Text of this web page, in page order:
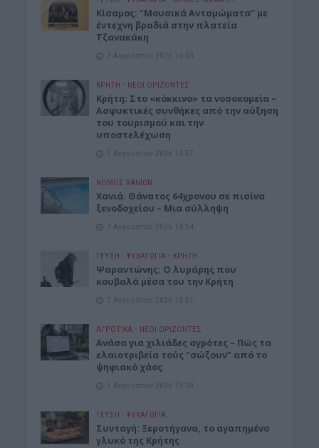
Κίσαμος: “Μουσικά Ανταμώματα” με
έντεχνη βραδιά στην πλατεία
Τζανακάκη
7 Αυγούστου 2026 16:03
ΚΡΗΤΗ • ΝΕΟΙ ΟΡΙΖΟΝΤΕΣ
Κρήτη: Στο «κόκκινο» τα νοσοκομεία –
Ασφυκτικές συνθήκες από την αύξηση
του τουρισμού και την
υποστελέχωση
7 Αυγούστου 2026 14:57
ΝΟΜΌΣ ΧΑΝΊΩΝ
Χανιά: Θάνατος 64χρονου σε πισίνα
ξενοδοχείου – Μια σύλληψη
7 Αυγούστου 2026 14:54
ΓΕΎΣΗ - ΨΥΧΑΓΩΓΊΑ • ΚΡΗΤΗ
Ψαραντώνης: Ο λυράρης που
κουβαλά μέσα του την Κρήτη
7 Αυγούστου 2026 13:51
ΑΓΡΟΤΙΚΑ • ΝΕΟΙ ΟΡΙΖΟΝΤΕΣ
Ανάσα για χιλιάδες αγρότες – Πώς τα
ελαιοτριβεία τούς “σώζουν” από το
ψηφιακό χάος
7 Αυγούστου 2026 13:30
ΓΕΎΣΗ - ΨΥΧΑΓΩΓΊΑ
Συνταγή: Ξεροτήγανα, το αγαπημένο
γλυκό της Κρήτης